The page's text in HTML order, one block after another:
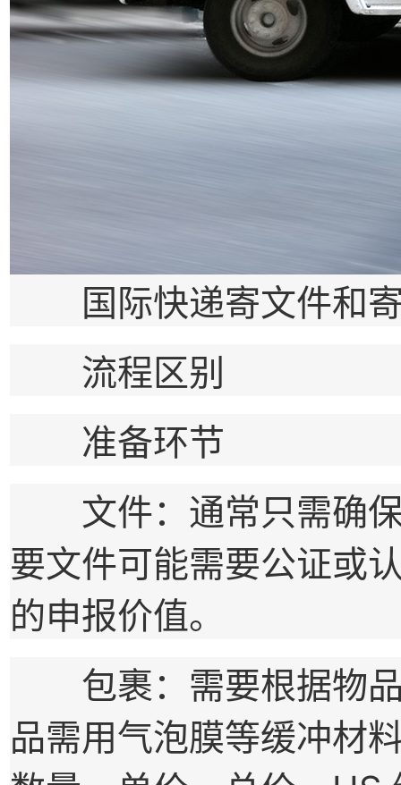
国际快递寄文件和寄
流程区别
准备环节
文件：通常只需确保
要文件可能需要公证或
的申报价值。
包裹：需要根据物品
品需用气泡膜等缓冲材